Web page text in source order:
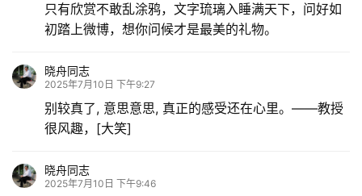
只有欣赏不敢乱涂鸦，文字琉璃入睡满天下，问好如
初踏上微博，想你问候才是最美的礼物。
晓舟同志
2025年7月10日 下午9:27
别较真了, 意思意思, 真正的感受还在心里。——教授
很风趣，[大笑]
晓舟同志
2025年7月10日 下午9:46